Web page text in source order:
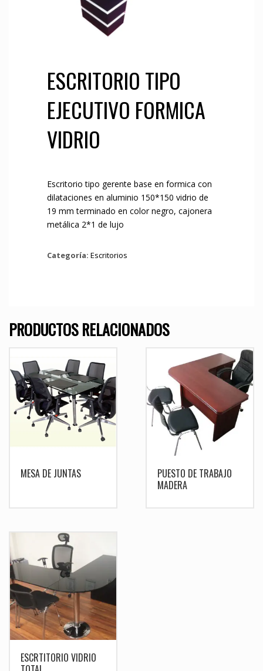
ESCRITORIO TIPO
EJECUTIVO FORMICA
VIDRIO
Escritorio tipo gerente base en formica con
dilataciones en aluminio 150*150 vidrio de
19 mm terminado en color negro, cajonera
metálica 2*1 de lujo
Categoría: Escritorios
PRODUCTOS RELACIONADOS
MESA DE JUNTAS
PUESTO DE TRABAJO
MADERA
ESCRTITORIO VIDRIO